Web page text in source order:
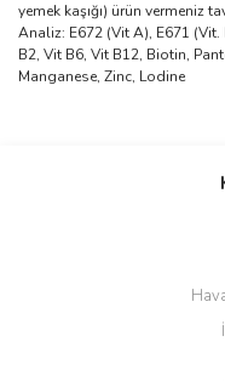
yemek kaşığı) ürün vermeniz
Analiz: E672 (Vit A), E671
B2, Vit B6, Vit B12, Biotin,
Manganese, Zinc, Lodine
Bu
Ürün resmi kalitesiz,
Ürün açıklamasında
Ürün bilgilerinde
Ürün fiyatı diğer